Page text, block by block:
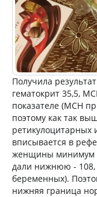
Получила
гематокрит 35,5,
показателе (МСН
поэтому как так
ретикулоцитарных
вписывается в
женщины минимум
дали нижнюю - 108,
беременных).
нижняя граница